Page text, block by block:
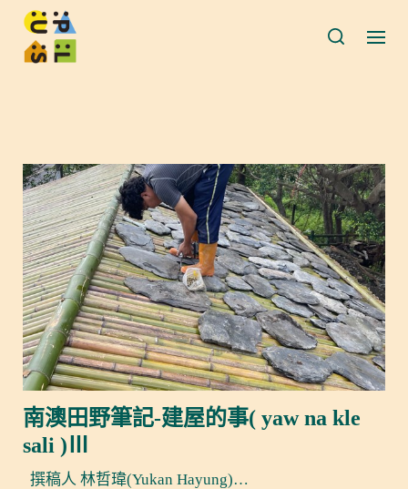
南澳田野筆記-建屋的事( yaw na kle
sali )Ⅲ
撰稿人 林哲瑋(Yukan Hayung)…